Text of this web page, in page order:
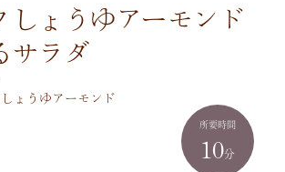
ょうゆアーモンド
しょうゆアーモンド
サラダ
所要時間
10分